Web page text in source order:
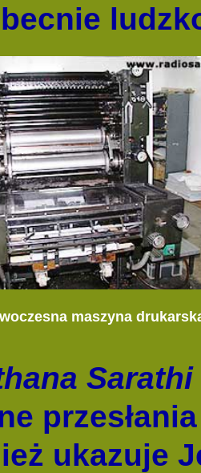
maszyna
Sarathi
ukazuje